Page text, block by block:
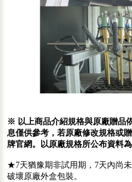
※ 以上商品介紹規格與原廠贈品
息僅供參考，若原廠修改規格或
牌官網。以原廠規格所公布資料
★7天猶豫期非試用期，7天內尚
破壞原廠外盒包裝。